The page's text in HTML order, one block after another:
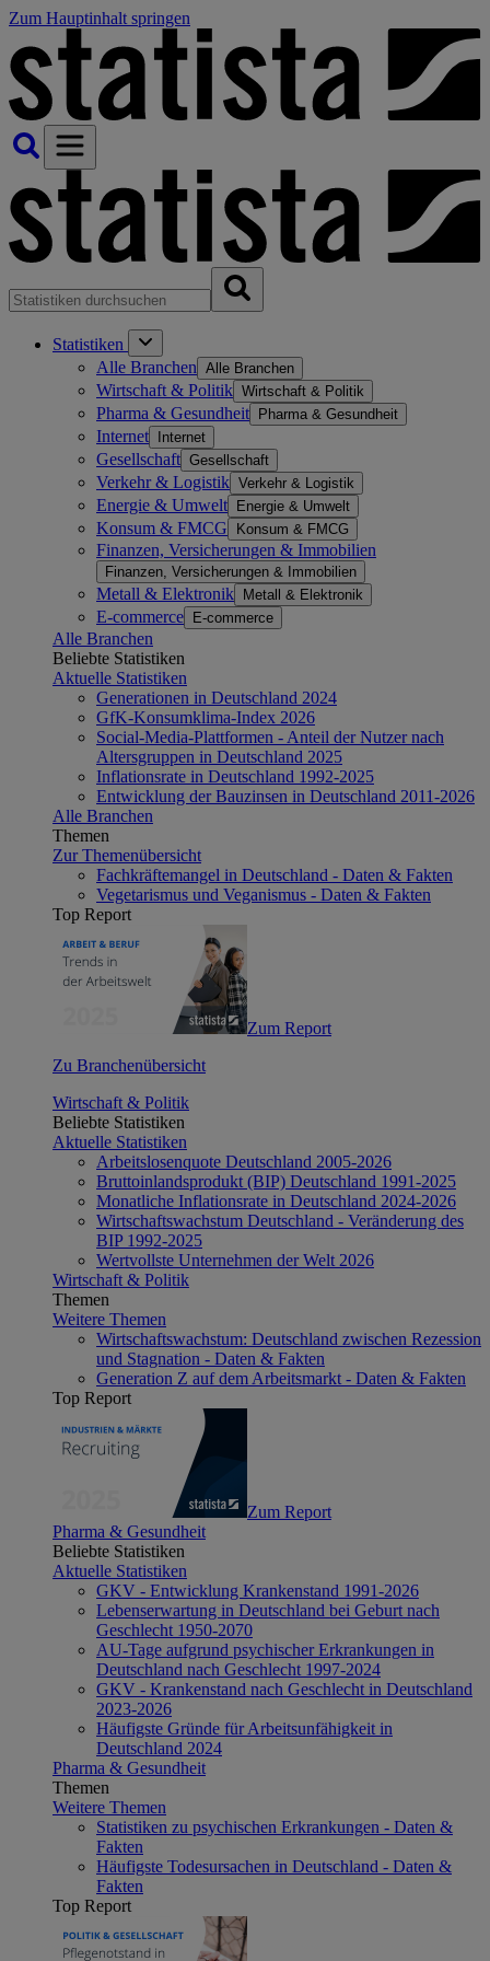
Zum Hauptinhalt springen
Statistiken
Alle Branchen Alle Branchen
Wirtschaft & Politik Wirtschaft & Politik
Pharma & Gesundheit Pharma & Gesundheit
Internet Internet
Gesellschaft Gesellschaft
Verkehr & Logistik Verkehr & Logistik
Energie & Umwelt Energie & Umwelt
Konsum & FMCG Konsum & FMCG
Finanzen, Versicherungen & Immobilien
Finanzen, Versicherungen & Immobilien
Metall & Elektronik Metall & Elektronik
E-commerce E-commerce
Alle Branchen
Beliebte Statistiken
Aktuelle Statistiken
Generationen in Deutschland 2024
GfK-Konsumklima-Index 2026
Social-Media-Plattformen - Anteil der Nutzer nach
Altersgruppen in Deutschland 2025
Inflationsrate in Deutschland 1992-2025
Entwicklung der Bauzinsen in Deutschland 2011-2026
Alle Branchen
Themen
Zur Themenübersicht
Fachkräftemangel in Deutschland - Daten & Fakten
Vegetarismus und Veganismus - Daten & Fakten
Top Report
Zum Report
Zu Branchenübersicht
Wirtschaft & Politik
Beliebte Statistiken
Aktuelle Statistiken
Arbeitslosenquote Deutschland 2005-2026
Bruttoinlandsprodukt (BIP) Deutschland 1991-2025
Monatliche Inflationsrate in Deutschland 2024-2026
Wirtschaftswachstum Deutschland - Veränderung des
BIP 1992-2025
Wertvollste Unternehmen der Welt 2026
Wirtschaft & Politik
Themen
Weitere Themen
Wirtschaftswachstum: Deutschland zwischen Rezession
und Stagnation - Daten & Fakten
Generation Z auf dem Arbeitsmarkt - Daten & Fakten
Top Report
Zum Report
Pharma & Gesundheit
Beliebte Statistiken
Aktuelle Statistiken
GKV - Entwicklung Krankenstand 1991-2026
Lebenserwartung in Deutschland bei Geburt nach
Geschlecht 1950-2070
AU-Tage aufgrund psychischer Erkrankungen in
Deutschland nach Geschlecht 1997-2024
GKV - Krankenstand nach Geschlecht in Deutschland
2023-2026
Häufigste Gründe für Arbeitsunfähigkeit in
Deutschland 2024
Pharma & Gesundheit
Themen
Weitere Themen
Statistiken zu psychischen Erkrankungen - Daten &
Fakten
Häufigste Todesursachen in Deutschland - Daten &
Fakten
Top Report